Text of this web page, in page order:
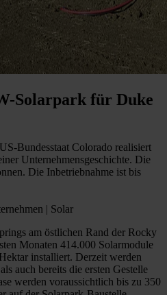
Solarpark für Duke
Bundesstaat Colorado realisiert
Unternehmensgeschichte. Die
Die Inbetriebnahme ist bis
| Solar
am östlichen Rand der Rocky
Monaten 414.000 Solarmodule
installiert. Derzeit werden
auch bereits die ersten Gestelle
werden voraussichtlich bis zu 350